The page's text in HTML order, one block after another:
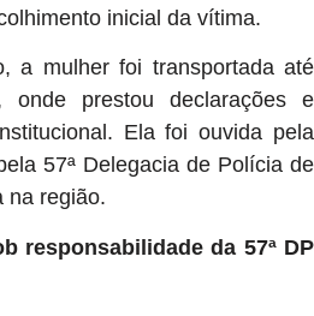
inicial da vítima.
a mulher foi transportada até
onde prestou declarações e
Ela foi ouvida pela
57ª Delegacia de Polícia de
na região.
responsabilidade da 57ª DP